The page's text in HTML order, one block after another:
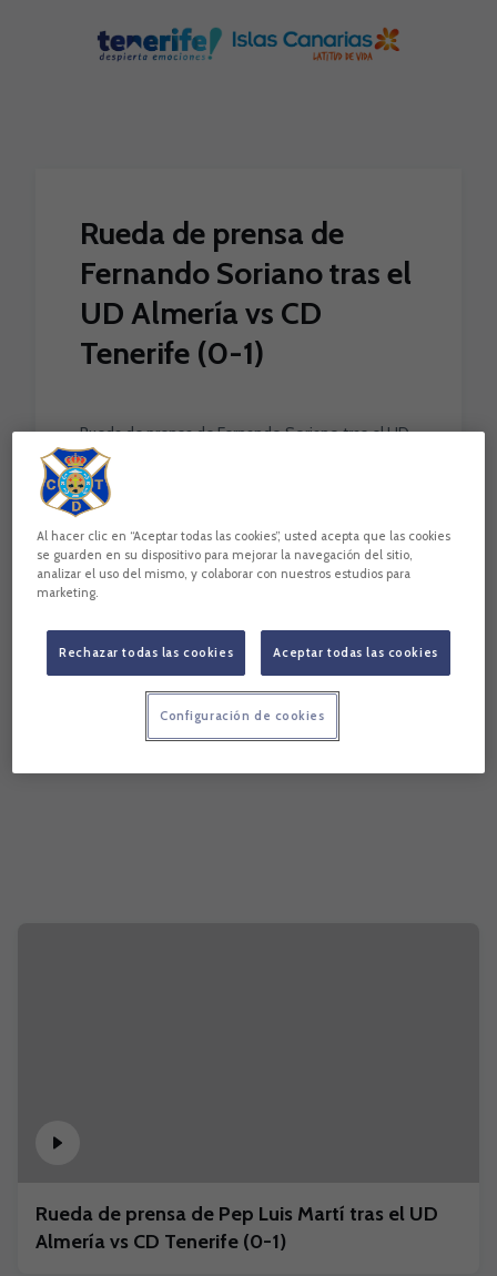
Rueda de prensa de
Fernando Soriano tras el
UD Almería vs CD
Tenerife (0-1)
Rueda de prensa de Fernando Soriano tras el UD
Almería vs CD Tenerife (0-1)
Rueda de prensa de Pep Luis Martí tras el UD
Almería vs CD Tenerife (0-1)
Al hacer clic en “Aceptar todas las cookies”, usted acepta que las cookies
se guarden en su dispositivo para mejorar la navegación del sitio,
analizar el uso del mismo, y colaborar con nuestros estudios para
marketing.
Rechazar todas las cookies Aceptar todas las cookies
Configuración de cookies